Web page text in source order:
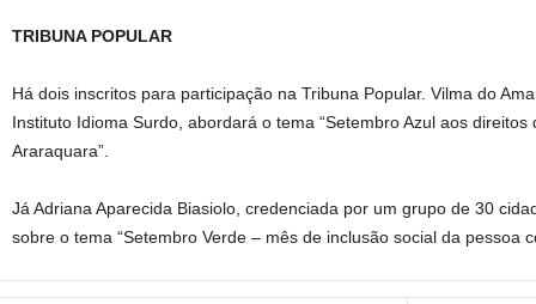
TRIBUNA POPULAR
Há dois inscritos para participação na Tribuna Popular. Vilma do
Instituto Idioma Surdo, abordará o tema “Setembro Azul aos
Araraquara”.
Já Adriana Aparecida Biasiolo, credenciada por um grupo de 30
sobre o tema “Setembro Verde – mês de inclusão social da pessoa